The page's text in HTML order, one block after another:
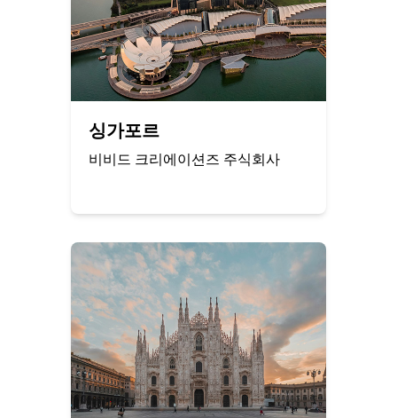
싱가포르
비비드 크리에이션즈 주식회사